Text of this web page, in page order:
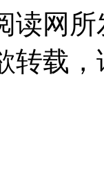
读网
转载